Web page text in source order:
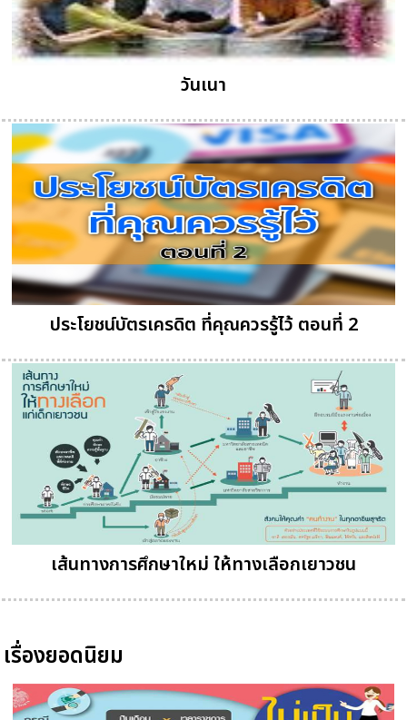
วันเนา
ประโยชน์บัตรเครดิต ที่คุณควรรู้ไว้ ตอนที่ 2
เส้นทางการศึกษาใหม่ ให้ทางเลือกเยาวชน
เรื่องยอดนิยม